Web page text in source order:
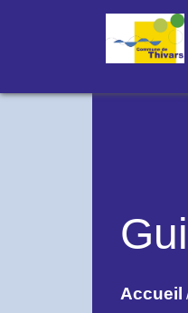
Accueil